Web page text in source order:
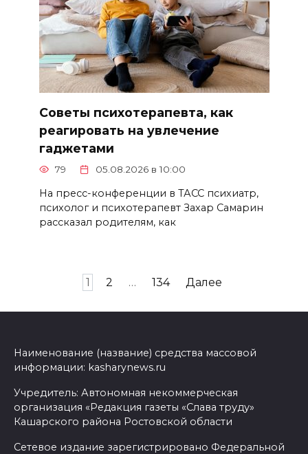
Советы психотерапевта, как
реагировать на увлечение
гаджетами
79 05.08.2026 в 10:00
На пресс-конференции в ТАСС психиатр,
психолог и психотерапевт Захар Самарин
рассказал родителям, как
1 2 … 134 Далее
Наименование (название) средства массовой
информации: kasharynews.ru
Учредитель: Автономная некоммерческая
организация «Редакция газеты «Слава труду»
Кашарского района Ростовской области
Сетевое издание зарегистрировано Федеральной